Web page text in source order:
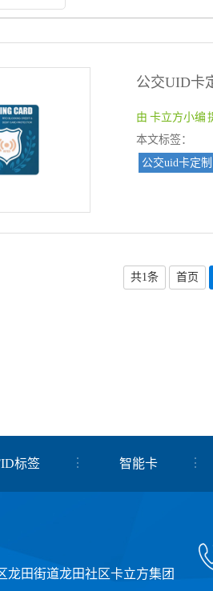
由 卡立方小编
本文标签：
公交uid卡定制
共1条 首页
标签 智能卡
龙田街道龙田社区卡立方集团